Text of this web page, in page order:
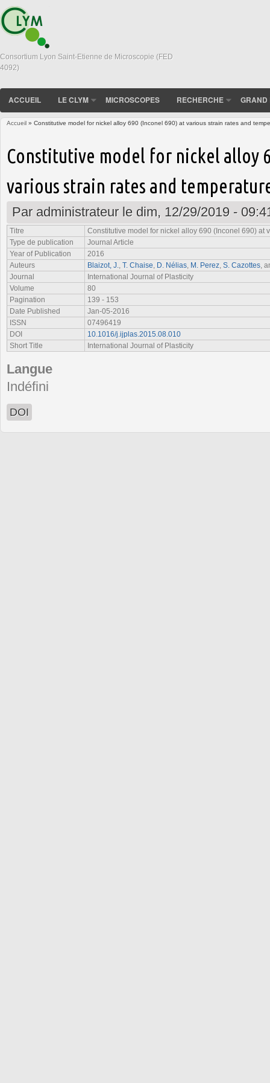
Consortium Lyon Saint-Etienne de Microscopie (FED
4092)
ACCUEIL LE CLYM MICROSCOPES RECHERCHE GRAND
Accueil » Constitutive model for nickel alloy 690 (Inconel 690) at various strain rates and
Constitutive model for nickel alloy
various strain rates and
Par administrateurle dim, 12/29/2019 -
Titre
Constitutive model for nickel alloy 690 (Inconel 690) at
Type de publication
Journal Article
Year of Publication
2016
Auteurs
Blaizot, J. T. Chaise D. Nélias M. Perez S. Cazottes ,
Journal
International Journal of Plasticity
Volume
80
Pagination
139 - 153
Date Published
Jan-05-2016
ISSN
07496419
DOI
10.1016/j.ijplas.2015.08.010
Short Title
International Journal of Plasticity
Langue
Indéfini
DOI